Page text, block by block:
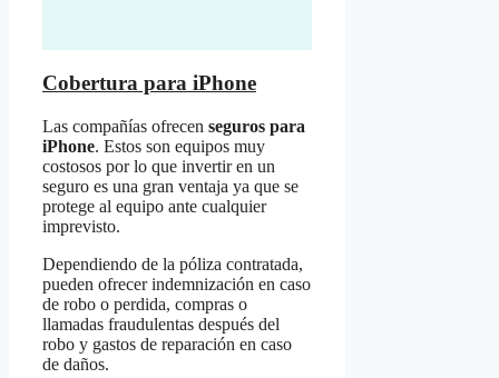
Cobertura para iPhone
Las compañías ofrecen seguros para
iPhone. Estos son equipos muy
costosos por lo que invertir en un
seguro es una gran ventaja ya que se
protege al equipo ante cualquier
imprevisto.
Dependiendo de la póliza contratada,
pueden ofrecer indemnización en caso
de robo o perdida, compras o
llamadas fraudulentas después del
robo y gastos de reparación en caso
de daños.